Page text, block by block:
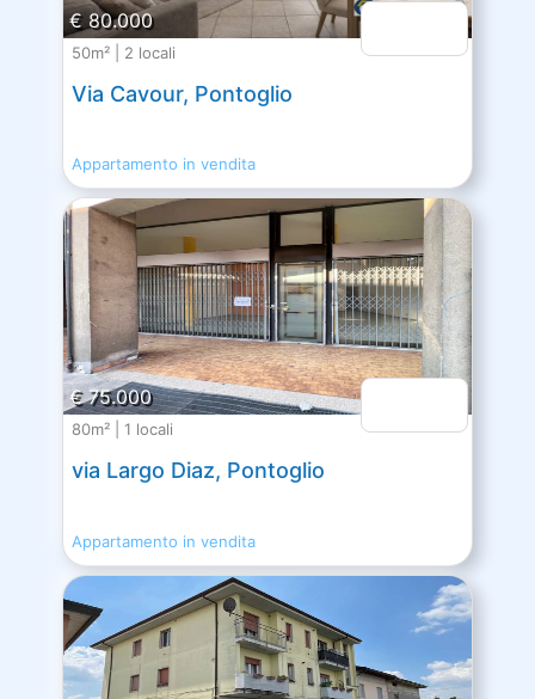
€ 80.000
50m² | 2 locali
Via Cavour, Pontoglio
Appartamento in vendita
€ 75.000
80m² | 1 locali
via Largo Diaz, Pontoglio
Appartamento in vendita